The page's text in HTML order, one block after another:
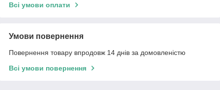
Всі умови оплати
Умови повернення
Повернення товару впродовж 14 днів за домовленістю
Всі умови повернення